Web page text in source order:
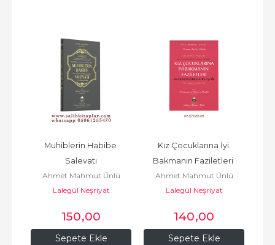
Sepete Ekle
Muhiblerin Habibe
Salevatı
Ahmet Mahmut Ünlü
Lalegül Neşriyat
150,00
Sepete Ekle
Kız Çocuklarına İyi
Bakmanın Faziletleri
Hakkında 40 Hadisi Şerif
Ahmet Mahmut Ünlü
Lalegül Neşriyat
140,00